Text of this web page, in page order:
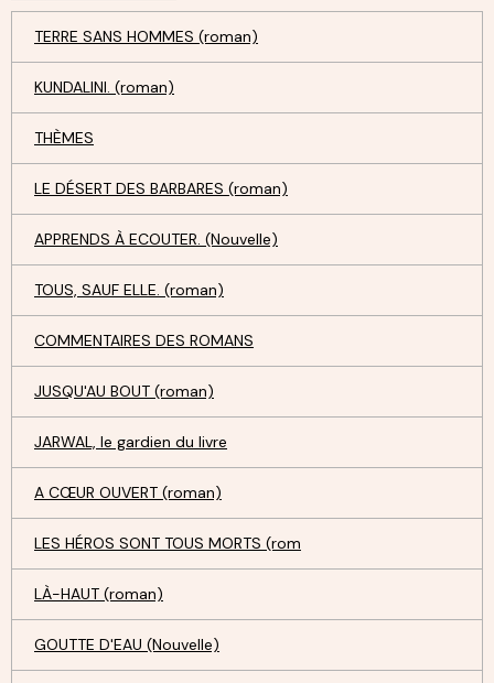
TERRE SANS HOMMES (roman)
KUNDALINI. (roman)
THÈMES
LE DÉSERT DES BARBARES (roman)
APPRENDS À ECOUTER. (Nouvelle)
TOUS, SAUF ELLE. (roman)
COMMENTAIRES DES ROMANS
JUSQU'AU BOUT (roman)
JARWAL, le gardien du livre
A CŒUR OUVERT (roman)
LES HÉROS SONT TOUS MORTS (rom
LÀ-HAUT (roman)
GOUTTE D'EAU (Nouvelle)